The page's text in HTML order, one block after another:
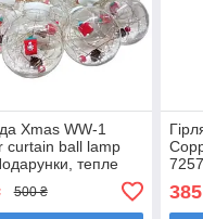
Xmas WW-1
curtain ball lamp
тепле
500 ₴ 385